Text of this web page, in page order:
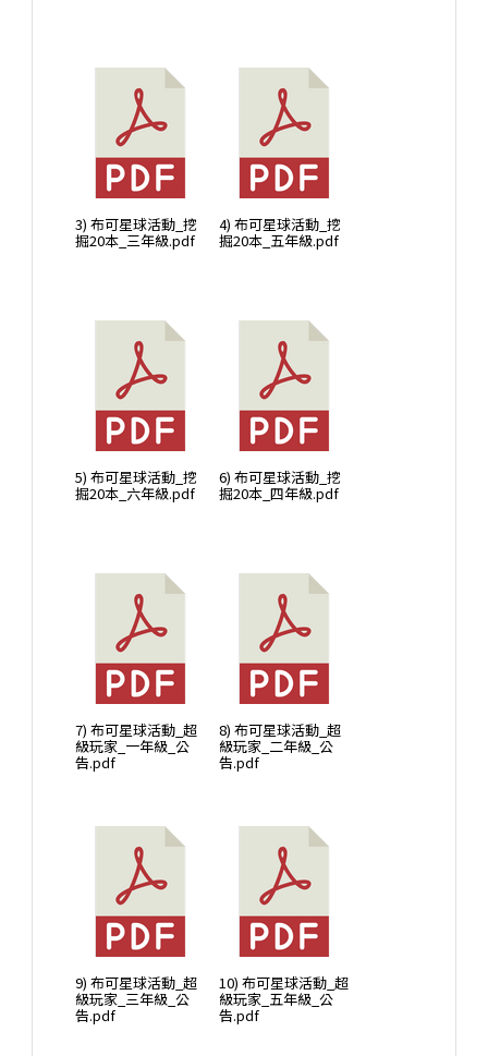
3) 布可星球活動_挖
掘20本_三年級.pdf
4) 布可星球活動_挖
掘20本_五年級.pdf
5) 布可星球活動_挖
掘20本_六年級.pdf
6) 布可星球活動_挖
掘20本_四年級.pdf
7) 布可星球活動_超
級玩家_一年級_公
告.pdf
8) 布可星球活動_超
級玩家_二年級_公
告.pdf
9) 布可星球活動_超
級玩家_三年級_公
告.pdf
10) 布可星球活動_超
級玩家_五年級_公
告.pdf